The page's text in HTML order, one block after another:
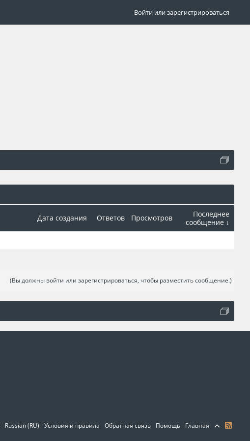
Дата создания Ответов Просмотров
Последнее
сообщение ↓
(Вы должны войти или зарегистрироваться, чтобы разместить сообщение.)
Войти или зарегистрироваться
Russian (RU) Условия и правила Обратная связь Помощь Главная